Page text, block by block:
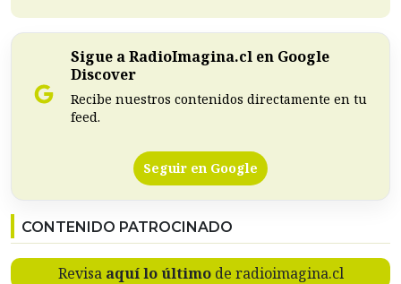
Sigue a RadioImagina.cl en Google
Discover
Recibe nuestros contenidos directamente en tu
feed.
Seguir en Google
CONTENIDO PATROCINADO
Revisa aquí lo últimode radioimagina.cl